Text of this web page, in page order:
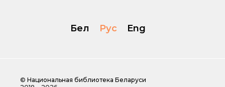
Бел Рус Eng
© Национальная библиотека Беларуси